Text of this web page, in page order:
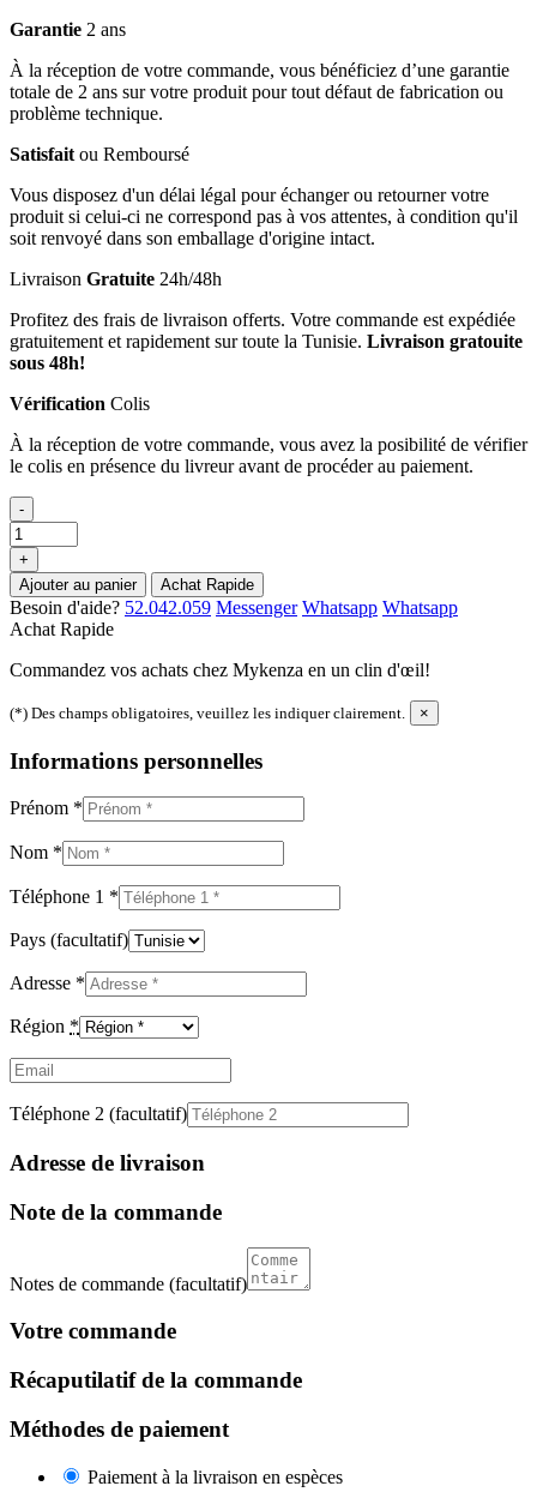
Garantie 2 ans
À la réception de votre commande, vous bénéficiez d’une garantie
totale de 2 ans sur votre produit pour tout défaut de fabrication ou
problème technique.
Satisfait ou Remboursé
Vous disposez d'un délai légal pour échanger ou retourner votre
produit si celui-ci ne correspond pas à vos attentes, à condition qu'il
soit renvoyé dans son emballage d'origine intact.
Livraison Gratuite 24h/48h
Profitez des frais de livraison offerts. Votre commande est expédiée
gratuitement et rapidement sur toute la Tunisie. Livraison gratouite
sous 48h!
Vérification Colis
À la réception de votre commande, vous avez la posibilité de vérifier
le colis en présence du livreur avant de procéder au paiement.
-
+
Ajouter au panier
Achat Rapide
Besoin d'aide? 52.042.059 Messenger Whatsapp Whatsapp
Achat Rapide
Commandez vos achats chez Mykenza en un clin d'œil!
(*) Des champs obligatoires, veuillez les indiquer clairement. ×
Informations personnelles
Prénom *
Nom *
Téléphone 1 *
Pays (facultatif)
Adresse *
Région *
Email
Téléphone 2 (facultatif)
Adresse de livraison
Note de la commande
Notes de commande (facultatif)
Votre commande
Récaputilatif de la commande
Méthodes de paiement
Paiement à la livraison en espèces